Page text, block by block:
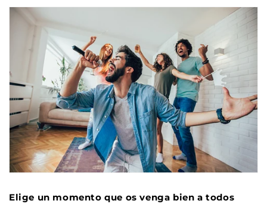
Elige un momento que os venga bien a todos